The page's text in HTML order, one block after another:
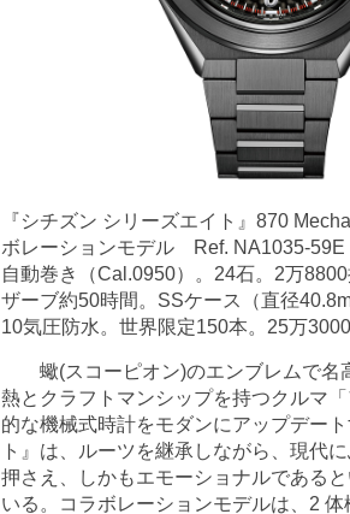
『シチズン シリーズエイト』870
ボレーションモデル Ref. NA1035-59E
自動巻き（Cal.0950）。24石。2万
ザーブ約50時間。SSケース（直径
10気圧防水。世界限定150本。25万
蠍(スコーピオン)のエンブレムで名
熱とクラフトマンシップを持つクルマ
的な機械式時計をモダンにアップデー
ト』は、ルーツを継承しながら、現代
押さえ、しかもエモーショナルである
いる。コラボレーションモデルは、2